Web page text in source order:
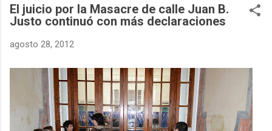
El juicio por la Masacre de calle Juan B.
Justo continuó con más declaraciones
agosto 28, 2012